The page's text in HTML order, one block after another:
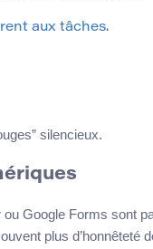
aux tâches.
silencieux.
Google Forms sont
plus d’honnêteté